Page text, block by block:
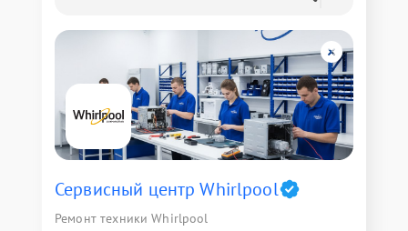
Сервисный центр Whirlpool
Ремонт техники Whirlpool